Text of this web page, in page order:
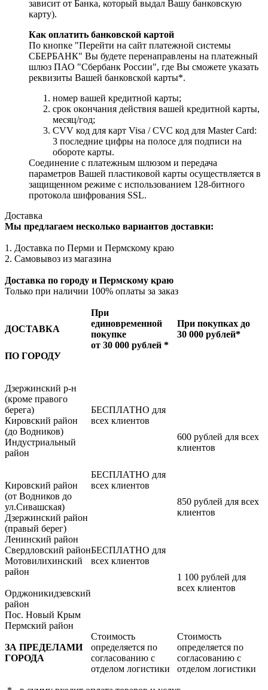
зависит от Банка, который выдал Вашу банковскую
карту).
Как оплатить банковской картой
По кнопке "Перейти на сайт платежной системы
СБЕРБАНК" Вы будете перенаправлены на платежный
шлюз ПАО "Сбербанк России", где Вы сможете указать
реквизиты Вашей банковской карты*.
номер вашей кредитной карты;
cрок окончания действия вашей кредитной карты,
месяц/год;
CVV код для карт Visa / CVC код для Master Card:
3 последние цифры на полосе для подписи на
обороте карты.
Соединение с платежным шлюзом и передача
параметров Вашей пластиковой карты осуществляется в
защищенном режиме с использованием 128-битного
протокола шифрования SSL.
Доставка
Мы предлагаем несколько вариантов доставки:
1. Доставка по Перми и Пермскому краю
2. Самовывоз из магазина
Доставка по городу и Пермскому краю
Только при наличии 100% оплаты за заказ
ДОСТАВКА
При
единовременной
покупке
от 30 000 рублей *
При покупках до
30 000 рублей*
ПО ГОРОДУ
Дзержинский р-н
(кроме правого
берега)
Кировский район
(до Водников)
Индустриальный
район
Кировский район
(от Водников до
ул.Сивашская)
Дзержинский район
(правый берег)
Ленинский район
Свердловский район
Мотовилихинский
район
Орджоникидзевский
район
Пос. Новый Крым
Пермский район
БЕСПЛАТНО для
всех клиентов
БЕСПЛАТНО для
всех клиентов
БЕСПЛАТНО для
всех клиентов
600 рублей для всех
клиентов
850 рублей для всех
клиентов
1 100 рублей для
всех клиентов
ЗА ПРЕДЕЛАМИ
ГОРОДА
Стоимость
определяется по
согласованию с
отделом логистики
Стоимость
определяется по
согласованию с
отделом логистики